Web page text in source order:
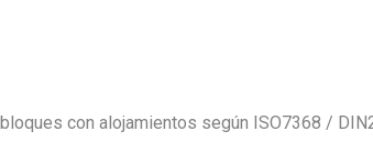
con alojamientos según ISO7368 /